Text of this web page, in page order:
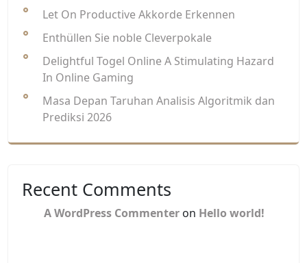
Let On Productive Akkorde Erkennen
Enthüllen Sie noble Cleverpokale
Delightful Togel Online A Stimulating Hazard
In Online Gaming
Masa Depan Taruhan Analisis Algoritmik dan
Prediksi 2026
Recent Comments
A WordPress Commenter on Hello world!